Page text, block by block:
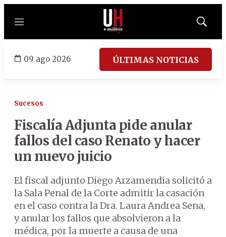
Menú
Mostrar
09 ago 2026 ÚLTIMAS NOTICIAS
Sucesos
Fiscalía Adjunta pide anular
fallos del caso Renato y hacer
un nuevo juicio
El fiscal adjunto Diego Arzamendia solicitó a
la Sala Penal de la Corte admitir la casación
en el caso contra la Dra. Laura Andrea Sena,
y anular los fallos que absolvieron a la
médica, por la muerte a causa de una